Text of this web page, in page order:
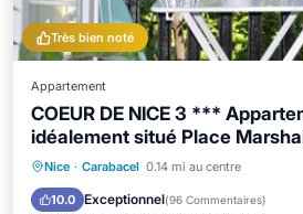
Très bien noté
Appartement
COEUR DE NICE 3 ***
idéalement situé Place
Nice · Carabacel 0.14 mi au centre
10.0 Exceptionnel(96 Commentaires)
Front de mer
Vue sur
Balcon/Terrasse
Vue